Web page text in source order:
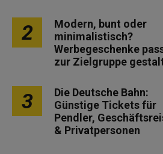
2
Modern, bunt oder
minimalistisch?
Werbegeschenke
zur Zielgruppe
3
Die Deutsche Bahn:
Günstige Tickets für
Pendler,
& Privatpersonen